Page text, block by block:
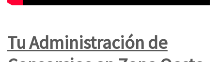
Tu Administración de